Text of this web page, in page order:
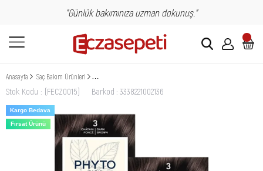
"Günlük bakımınıza uzman dokunuş."
Anasayfa Saç Bakım Ürünleri Phyto Phytocolor 3 Koyu Kestane Amonyaksız Kalıcı Bitkisel Saç
Stok Kodu (FECZ0015) Barkod : 3338221002136
Kargo Bedava
Fırsat Ürünü